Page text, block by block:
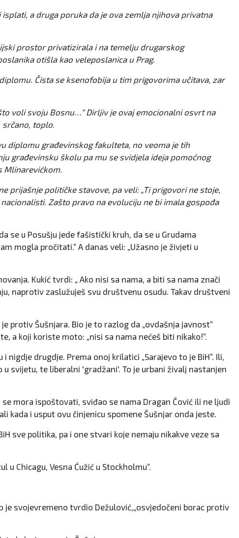
a druga poruka da je ova zemlja njihova privatna
prostor privatizirala i na temelju drugarskog
otišla kao veleposlanica u Prag.
Čista se ksenofobija u tim prigovorima učitava, zar
voli svoju Bosnu…“ Dirljiv je ovaj emocionalni osvrt na
toplo.
diplomu građevinskog fakulteta, no veoma je tih
građevinsku školu pa mu se svidjela ideja pomoćnog
Mlinarevićkom.
prijašnje političke stavove, pa veli: „Ti prigovori ne stoje,
Zašto pravo na evoluciju ne bi imala gospođa
se u Posušju jede fašistički kruh, da se u Grudama
mogla pročitati.“ A danas veli: „Užasno je živjeti u
Kukić tvrdi: „ Ako nisi sa nama, a biti sa nama znači
naprotiv zaslužuješ svu društvenu osudu. Takav društveni
protiv Šušnjara. Bio je to razlog da „ovdašnja javnost“
a koji koriste moto: „nisi sa nama nećeš biti nikako!“.
drugdje. Prema onoj krilatici „Sarajevo to je BiH“. Ili,
svijetu, te liberalni 'gradžani'. To je urbani živalj nastanjen
mora ispoštovati, sviđao se nama Dragan Čović ili ne ljudi
kada i usput ovu činjenicu spomene Šušnjar onda jeste.
sve politika, pa i one stvari koje nemaju nikakve veze sa
Chicagu, Vesna Ćužić u Stockholmu“.
je svojevremeno tvrdio Dežulović,„osvjedočeni borac protiv